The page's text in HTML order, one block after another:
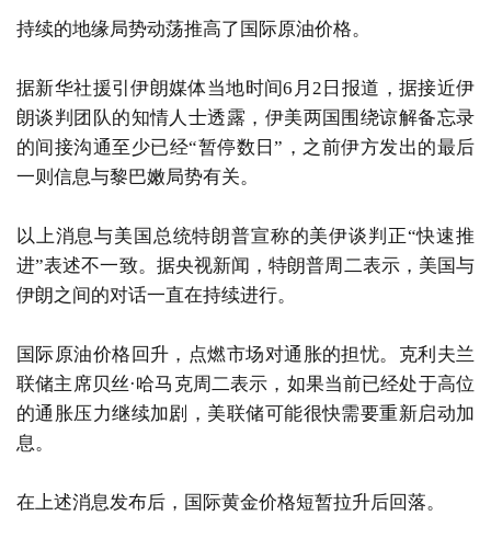
持续的地缘局势动荡推高了国际原油价格。
据新华社援引伊朗媒体当地时间6月2日报道，据接近伊
朗谈判团队的知情人士透露，伊美两国围绕谅解备忘录
的间接沟通至少已经“暂停数日”，之前伊方发出的最后
一则信息与黎巴嫩局势有关。
以上消息与美国总统特朗普宣称的美伊谈判正“快速推
进”表述不一致。据央视新闻，特朗普周二表示，美国与
伊朗之间的对话一直在持续进行。
国际原油价格回升，点燃市场对通胀的担忧。克利夫兰
联储主席贝丝·哈马克周二表示，如果当前已经处于高位
的通胀压力继续加剧，美联储可能很快需要重新启动加
息。
在上述消息发布后，国际黄金价格短暂拉升后回落。